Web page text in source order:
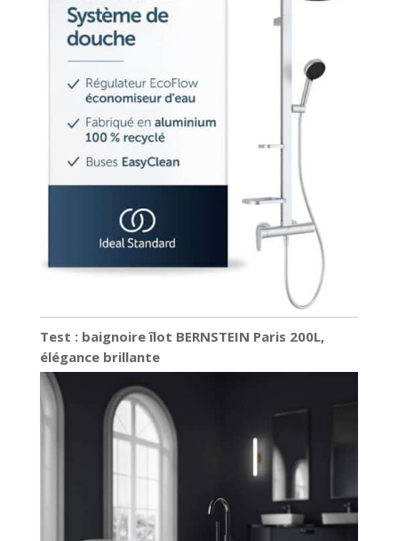
Test : baignoire îlot BERNSTEIN Paris 200L,
élégance brillante